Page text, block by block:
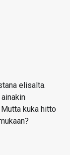
elisalta.
kuka hitto